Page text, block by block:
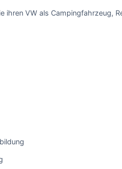
ihren VW als Campingfahrzeug,